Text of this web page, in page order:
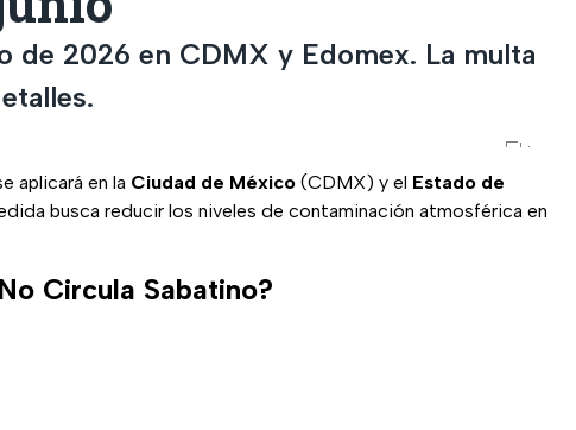
de 2026 en CDMX y Edomex. La multa
aplicará en la Ciudad de México (CDMX) y el Estado de
busca reducir los niveles de contaminación atmosférica en
Circula Sabatino?